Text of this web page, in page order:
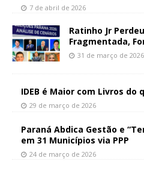
7 de abril de 2026
Ratinho Jr
Fragmentada,
31 de março de 2026
IDEB é Maior com Livros
29 de março de 2026
Paraná Abdica Gestão e
em 31 Municípios via PPP
24 de março de 2026